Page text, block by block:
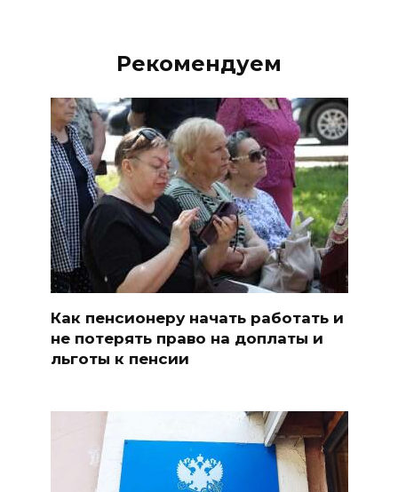
Рекомендуем
Как пенсионеру начать работать и
не потерять право на доплаты и
льготы к пенсии